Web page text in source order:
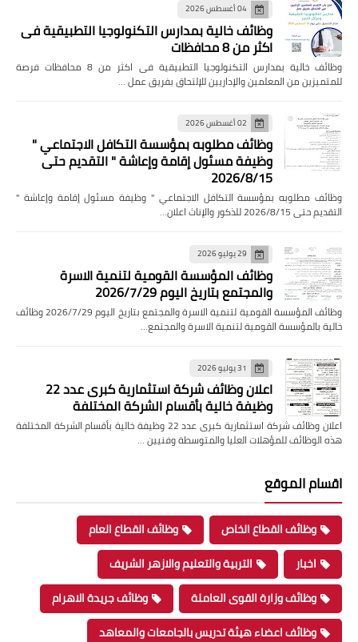
04 أغسطس 2026
وظائف خالية بمدارس التكنولوجيا التطبيقية فى
اكثر من 8 محافظات
وظائف خالية بمدارس التكنولوجيا التطبيقية فى اكثر من 8 محافظات فرصة
للمتميزين من المعلمين والإداريين للإلتحاق بفريق عمل …
02 أغسطس 2026
وظائف مطلوبه بمؤسسة التكافل الاجتماعي "
وظيفة مسئول إقامة وإعاشة " التقديم حتى
2026/8/15
وظائف مطلوبه بمؤسسة التكافل الاجتماعي " وظيفة مسئول إقامة وإعاشة "
التقديم حتى 2026/8/15 للذكور والإناث اعلان…
29 يوليو 2026
وظائف المؤسسة القومية لتنمية الاسرة
والمجتمع بتاريخ اليوم 2026/7/29
وظائف المؤسسة القومية لتنمية الاسرة والمجتمع بتاريخ اليوم 2026/7/29 وظائف
خالية بالمؤسسة القومية لتنمية الاسرة والمجتمع…
31 يوليو 2026
اعلان وظائف شركة استثمارية كبرى عدد 22
وظيفة خالية بأقسام الشركة المختلفة
اعلان وظائف شركة استثمارية كبرى عدد 22 وظيفة خالية بأقسام الشركة المختلفة
هذه الوظائف للمؤهلات العليا والمتوسطة وفنيين …
اقسام الموقع
وظائف القطاع الخاص
وظائف القطاع العام
اخبار
التربية والتعليم والازهر الشريف
وظائف وزارة القوى العاملة
وظائف جريدة الاهرام
وظائف اعضاء هيئة تدريس بالجامعات والمعاهد